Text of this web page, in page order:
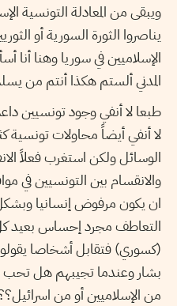
ويبقى من المعادلة التونسية
يناصروا الثورة السورية أو
الإسلاميين في سوريا وهنا أنا
المدني ألستم هكذا أنتم من
طبعا لا أنفي وجود تونسيين
لا أنفي أيضاً محاولات تونسية
الوسائل ولكن استغرب فعلاً
والانقسام بين التونسيين في
ان يكون مرفوض إنسانيا
التعاطف مجرد إحساس بعيد
(كسوري) فتقابل أشخاصا
بشار وعندما تجيبهم هل
من الإسلاميين أو من